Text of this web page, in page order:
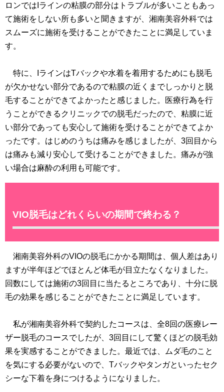
ロンではIラインの粘膜の部分はトラブルが多いこともあっ
て施術をしない所も多いと聞きますが、湘南美容外科では
スムーズに施術を受けることができたことに満足していま
す。
特に、IラインはTバックや水着を着用するためにも脱毛
が欠かせない部分であるので粘膜の近くまでしっかりと脱
毛することができてよかったと感じました。医療行為を行
うことができるクリニックでの脱毛だったので、粘膜に近
い部分であっても安心して施術を受けることができてよか
ったです。はじめのうちは痛みを感じましたが、3回目から
は痛みも減り安心して受けることができました。痛みが強
い場合は麻酔の利用も可能です。
VIO脱毛はどれくらいの期間で終わる？
湘南美容外科のVIOの脱毛にかかる期間は、個人差はあり
ますが半年ほどでほとんど体毛が目立たなくなりました。
回数にしては施術の3回目に当たるところであり、十分に脱
毛の効果を感じることができたことに満足しています。
私が湘南美容外科で契約したコースは、全8回の医療レー
ザー脱毛のコースでしたが、3回目にして驚くほどの脱毛効
果を実感することができました。最近では、ムダ毛のこと
を気にする必要がないので、Tバックやタンガといったセク
シーな下着を身につけるようになりました。